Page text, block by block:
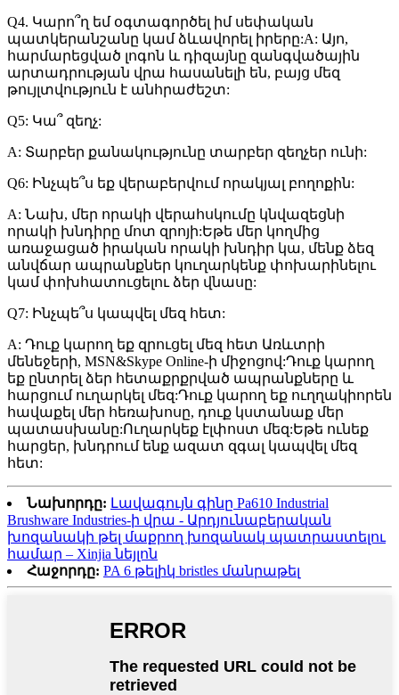
Q4. Կարո՞ղ եմ օգտագործել իմ սեփական
պատկերանշանը կամ ձևավորել իրերը:A: Այո,
հարմարեցված լոգոն և դիզայնը զանգվածային
արտադրության վրա հասանելի են, բայց մեզ
թույլտվություն է անհրաժեշտ:
Q5: Կա՞ զեղչ:
A: Տարբեր քանակությունը տարբեր զեղչեր ունի:
Q6: Ինչպե՞ս եք վերաբերվում որակյալ բողոքին:
A: Նախ, մեր որակի վերահսկումը կնվազեցնի
որակի խնդիրը մոտ զրոյի:Եթե ​​մեր կողմից
առաջացած իրական որակի խնդիր կա, մենք ձեզ
անվճար ապրանքներ կուղարկենք փոխարինելու
կամ փոխհատուցելու ձեր վնասը:
Q7: Ինչպե՞ս կապվել մեզ հետ:
A: Դուք կարող եք զրուցել մեզ հետ Առևտրի
մենեջերի, MSN&Skype Online-ի միջոցով:Դուք կարող
եք ընտրել ձեր հետաքրքրված ապրանքները և
հարցում ուղարկել մեզ:Դուք կարող եք ուղղակիորեն
հավաքել մեր հեռախոսը, դուք կստանաք մեր
պատասխանը:Ուղարկեք էլփոստ մեզ:Եթե ​​ունեք
հարցեր, խնդրում ենք ազատ զգալ կապվել մեզ
հետ:
Նախորդը: Լավագույն գինը Pa610 Industrial
Brushware Industries-ի վրա - Արդյունաբերական
խոզանակի թել մաքրող խոզանակ պատրաստելու
համար – Xinjia նեյլոն
Հաջորդը: PA 6 թելիկ bristles մանրաթել